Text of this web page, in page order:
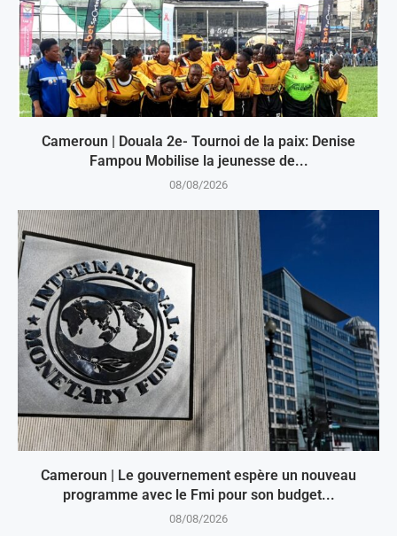
Cameroun | Douala 2e- Tournoi de la paix: Denise
Fampou Mobilise la jeunesse de...
08/08/2026
Cameroun | Le gouvernement espère un nouveau
programme avec le Fmi pour son budget...
08/08/2026